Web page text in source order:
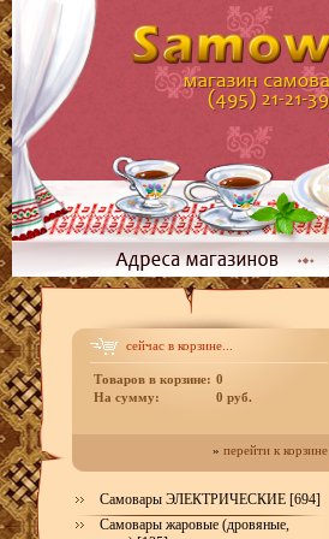
сейчас в корзине...
Товаров в корзине: 0
На сумму:
0 руб.
» перейти к корзине
Самовары ЭЛЕКТРИЧЕСКИЕ [694]
Самовары жаровые (дровяные,